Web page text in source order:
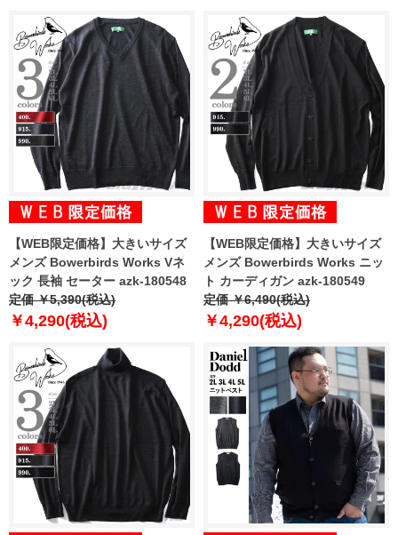
【WEB限定価格】大きいサイズ
メンズ Bowerbirds Works Vネ
ック 長袖 セーター azk-180548
定価 ￥5,390(税込)
￥4,290(税込)
【WEB限定価格】大きいサイズ
メンズ Bowerbirds Works ニッ
ト カーディガン azk-180549
定価 ￥6,490(税込)
￥4,290(税込)